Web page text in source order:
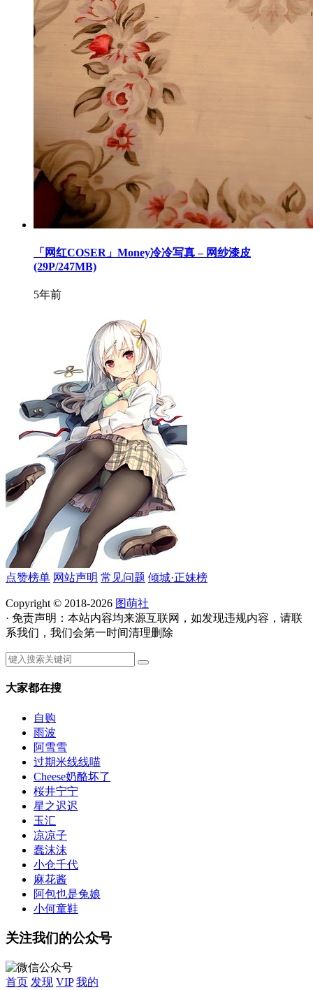
「网红COSER」Money冷冷写真 – 网纱漆皮
(29P/247MB)
5年前
点赞榜单 网站声明 常见问题 倾城·正妹榜
Copyright © 2018-2026 图萌社
· 免责声明：本站内容均来源互联网，如发现违规内容，请联
系我们，我们会第一时间清理删除
大家都在搜
自购
雨波
阿雪雪
过期米线线喵
Cheese奶酪坏了
桜井宁宁
星之迟迟
玉汇
凉凉子
蠢沫沫
小仓千代
麻花酱
阿包也是兔娘
小何童鞋
关注我们的公众号
首页 发现 VIP 我的